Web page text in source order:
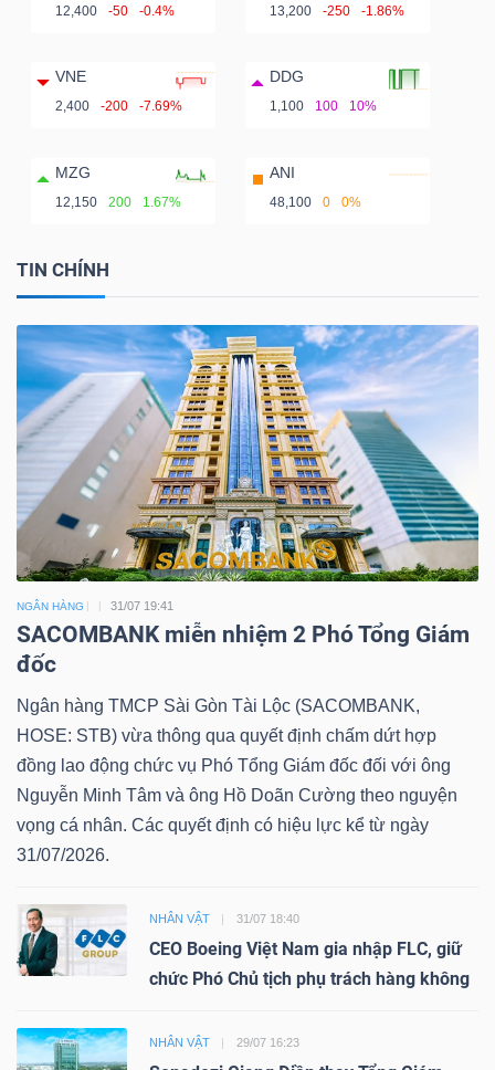
12,400 -50 -0.4% 13,200 -250 -1.86%
VNE
2,400 -200 -7.69%
DDG
1,100 100 10%
MZG
12,150 200 1.67%
ANI
48,100 0 0%
TIN CHÍNH
NGÂN HÀNG 31/07 19:41
SACOMBANK miễn nhiệm 2 Phó Tổng Giám
đốc
Ngân hàng TMCP Sài Gòn Tài Lộc (SACOMBANK,
HOSE: STB) vừa thông qua quyết định chấm dứt hợp
đồng lao động chức vụ Phó Tổng Giám đốc đối với ông
Nguyễn Minh Tâm và ông Hồ Doãn Cường theo nguyện
vọng cá nhân. Các quyết định có hiệu lực kể từ ngày
31/07/2026.
NHÂN VẬT 31/07 18:40
CEO Boeing Việt Nam gia nhập FLC, giữ
chức Phó Chủ tịch phụ trách hàng không
NHÂN VẬT 29/07 16:23